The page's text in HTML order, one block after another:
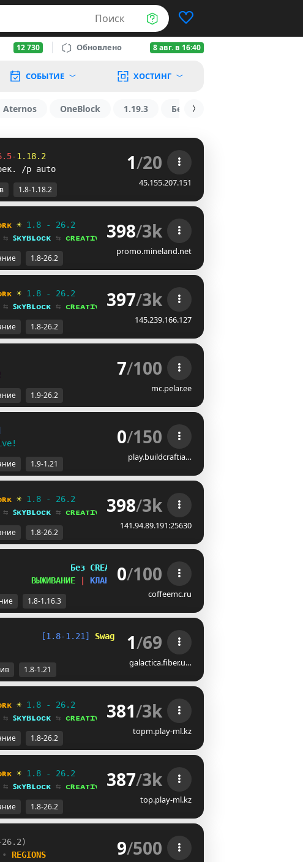
Поиск
12 730 Обновлено 8 авг. в 16:40
СОБЫТИЕ ХОСТИНГ
Aternos OneBlock 1.19.3 БедВарс
1.18.2
/p auto
1/20
45.155.207.151
1.8-1.18.2
☀ 1.8 - 26.2
⇆ ꜱᴋʏʙʟᴏᴄᴋ ⇆ ᴄʀᴇᴀᴛɪᴠᴇ⁺398/3k
promo.mineland.net
1.8-26.2
☀ 1.8 - 26.2
⇆ ꜱᴋʏʙʟᴏᴄᴋ ⇆ ᴄʀᴇᴀᴛɪᴠᴇ⁺397/3k
145.239.166.127
1.8-26.2
7/100
mc.pelar.ee
1.9-26.2
0/150
play.buildcraftia…
1.9-1.21
☀ 1.8 - 26.2
⇆ ꜱᴋʏʙʟᴏᴄᴋ ⇆ ᴄʀᴇᴀᴛɪᴠᴇ⁺398/3k
141.94.89.191:25630
1.8-26.2
Без CREATIVE
ВЫЖИВАНИЕ КЛАНЫ 0/100
coffeemc.ru
1.8-1.16.3
[1.8-1.21] Swag Creative Swag Bingo
1/69
galactica.fiber.u…
1.8-1.21
☀ 1.8 - 26.2
⇆ ꜱᴋʏʙʟᴏᴄᴋ ⇆ ᴄʀᴇᴀᴛɪᴠᴇ⁺381/3k
topm.play-ml.kz
1.8-26.2
☀ 1.8 - 26.2
⇆ ꜱᴋʏʙʟᴏᴄᴋ ⇆ ᴄʀᴇᴀᴛɪᴠᴇ⁺387/3k
top.play-ml.kz
1.8-26.2
• REGIONS 9/500